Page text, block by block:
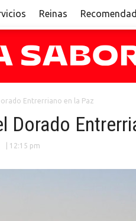
Reinas
Entrerriano en la Paz
Dorado
| 12:15 pm